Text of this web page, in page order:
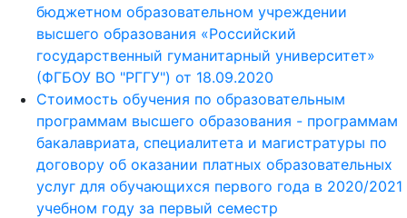
бюджетном образовательном учреждении
высшего образования «Российский
государственный гуманитарный университет»
(ФГБОУ ВО "РГГУ") от 18.09.2020
Стоимость обучения по образовательным
программам высшего образования - программам
бакалавриата, специалитета и магистратуры по
договору об оказании платных образовательных
услуг для обучающихся первого года в 2020/2021
учебном году за первый семестр